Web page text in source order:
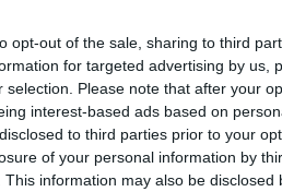
opt-out of the sale, sharing to third
for targeted advertising by us,
selection. Please note that after your
interest-based ads based on
to third parties prior to your
of your personal information by
This information may also be
-όλοι φορώντας
προτού μεταβούν στον
Moffett και η Cru
ολοκληρώθηκαν με την
ένα χορευτικό πάρτι